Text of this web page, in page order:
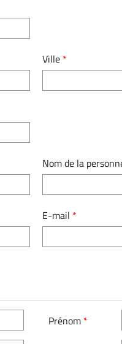
Ville *
Nom de la
E-mail *
Prénom *